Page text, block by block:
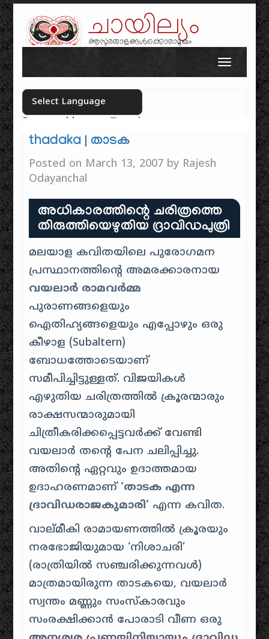
ചായില്യം
ആസുരതാളങ്ങൾക്കൊരാമുഖം
Skip to content
Toggle
Powered by Translate
thadaka | താടക
Posted on March 13, 2007 by Rajesh
Odayanchal
അധികാരത്തിന്റെ ചരിത്രത്തെ
തിരുത്തിയെഴുതിയ ദ്രാവിഡപുത്രി
മലയാള കവിതയിലെ പുരോഗമന
പ്രസ്ഥാനത്തിന്റെ അമരക്കാരനായ
വയലാർ രാമവർമ്മ
പുരാണങ്ങളെയും
ഐതിഹ്യങ്ങളെയും എപ്പോഴും ഒരു
കീഴാള (Subaltern)
ബോധത്തോടെയാണ്
സമീപിച്ചിട്ടുള്ളത്. വിജയികൾ
എഴുതിയ ചരിത്രത്തിൽ ക്രൂരന്മാരും
രാക്ഷസന്മാരുമായി
ചിത്രീകരിക്കപ്പെട്ടവർക്ക് വേണ്ടി
വയലാർ തന്റെ പേന ചലിപ്പിച്ചു.
അതിന്റെ ഏറ്റവും ഉദാത്തമായ
ഉദാഹരണമാണ്‘താടക എന്ന
ദ്രാവിഡരാജകുമാരി’ എന്ന കവിത.
വാല്മീകി രാമായണത്തിൽ ക്രൂരയും
നരഭോജിയുമായ ‘നിശാചരി’
(രാത്രിയിൽ സഞ്ചരിക്കുന്നവൾ)
മാത്രമായിരുന്ന താടകയെ, വയലാർ
സ്വന്തം മണ്ണും സംസ്കാരവും
സംരക്ഷിക്കാൻ പോരാടി വീണ ഒരു